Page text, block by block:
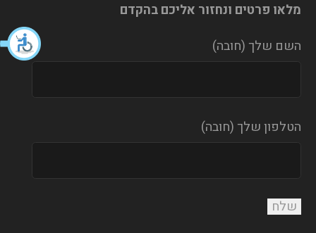
מלאו פרטים ונחזור אליכם בהקדם
השם שלך (חובה)
הטלפון שלך (חובה)